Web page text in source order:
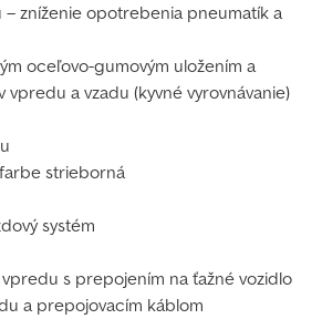
zníženie opotrebenia pneumatík a
oceľovo-gumovým uložením a
a vzadu (kyvné vyrovnávanie)
strieborná
systém
s prepojením na ťažné vozidlo
a prepojovacím káblom